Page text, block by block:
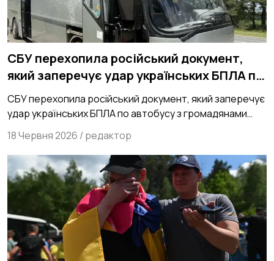
СБУ перехопила російський документ,
який заперечує удар українських БПЛА по
автобусу з громадянами Білорусі
СБУ перехопила російський документ, який заперечує
удар українських БПЛА по автобусу з громадянами
18 Червня 2026 / редактор